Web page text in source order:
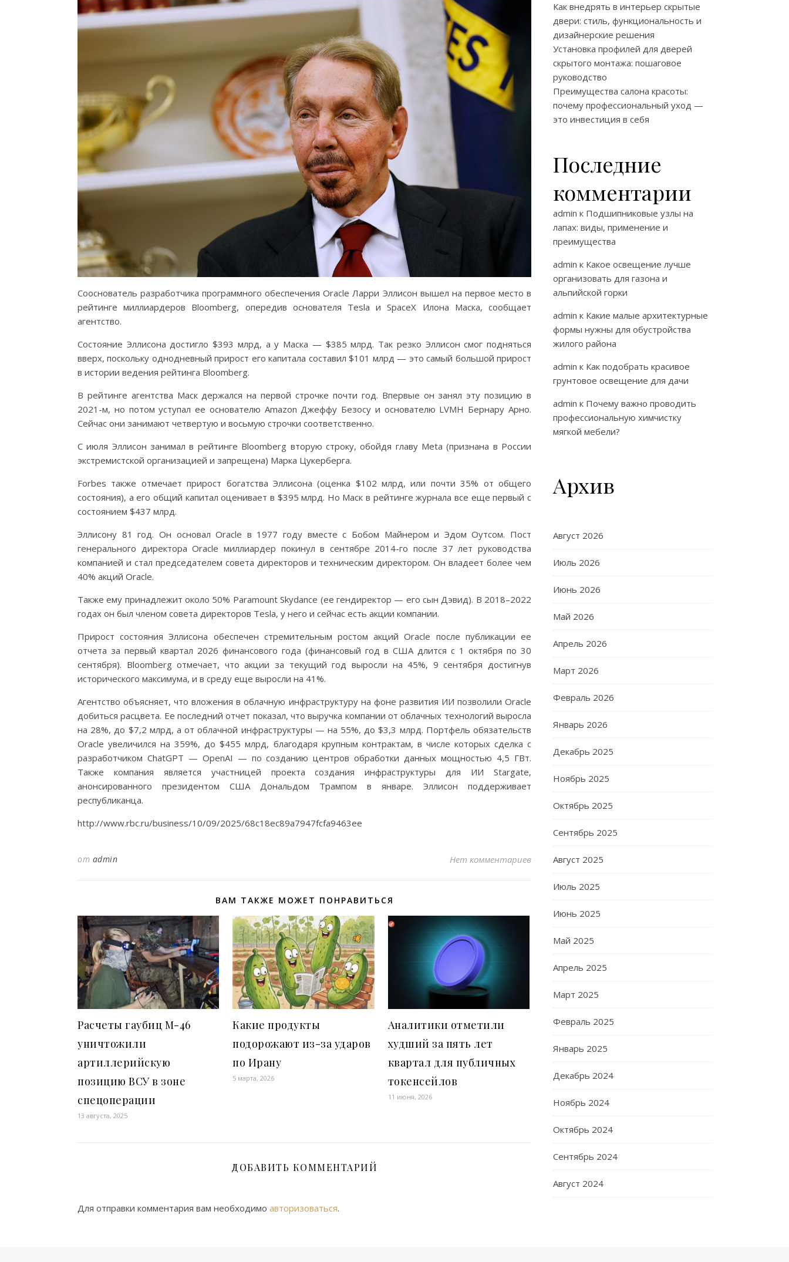
Сооснователь разработчика программного обеспечения Oracle Ларри Эллисон вышел на первое место в
рейтинге миллиардеров Bloomberg, опередив основателя Tesla и SpaceX Илона Маска, сообщает
агентство.
Состояние Эллисона достигло $393 млрд, а у Маска — $385 млрд. Так резко Эллисон смог подняться
вверх, поскольку однодневный прирост его капитала составил $101 млрд — это самый большой прирост
в истории ведения рейтинга Bloomberg.
В рейтинге агентства Маск держался на первой строчке почти год. Впервые он занял эту позицию в
2021-м, но потом уступал ее основателю Amazon Джеффу Безосу и основателю LVMH Бернару Арно.
Сейчас они занимают четвертую и восьмую строчки соответственно.
С июля Эллисон занимал в рейтинге Bloomberg вторую строку, обойдя главу Meta (признана в России
экстремистской организацией и запрещена) Марка Цукерберга.
Forbes также отмечает прирост богатства Эллисона (оценка $102 млрд, или почти 35% от общего
состояния), а его общий капитал оценивает в $395 млрд. Но Маск в рейтинге журнала все еще первый с
состоянием $437 млрд.
Эллисону 81 год. Он основал Oracle в 1977 году вместе с Бобом Майнером и Эдом Оутсом. Пост
генерального директора Oracle миллиардер покинул в сентябре 2014-го после 37 лет руководства
компанией и стал председателем совета директоров и техническим директором. Он владеет более чем
40% акций Oracle.
Также ему принадлежит около 50% Paramount Skydance (ее гендиректор — его сын Дэвид). В 2018–2022
годах он был членом совета директоров Tesla, у него и сейчас есть акции компании.
Прирост состояния Эллисона обеспечен стремительным ростом акций Oracle после публикации ее
отчета за первый квартал 2026 финансового года (финансовый год в США длится с 1 октября по 30
сентября). Bloomberg отмечает, что акции за текущий год выросли на 45%, 9 сентября достигнув
исторического максимума, и в среду еще выросли на 41%.
Агентство объясняет, что вложения в облачную инфраструктуру на фоне развития ИИ позволили Oracle
добиться расцвета. Ее последний отчет показал, что выручка компании от облачных технологий выросла
на 28%, до $7,2 млрд, а от облачной инфраструктуры — на 55%, до $3,3 млрд. Портфель обязательств
Oracle увеличился на 359%, до $455 млрд, благодаря крупным контрактам, в числе которых сделка с
разработчиком ChatGPT — OpenAI — по созданию центров обработки данных мощностью 4,5 ГВт.
Также компания является участницей проекта создания инфраструктуры для ИИ Stargate,
анонсированного президентом США Дональдом Трампом в январе. Эллисон поддерживает
республиканца.
http://www.rbc.ru/business/10/09/2025/68c18ec89a7947fcfa9463ee
от admin Нет комментариев
ВАМ ТАКЖЕ МОЖЕТ ПОНРАВИТЬСЯ
Расчеты гаубиц М-46
уничтожили
артиллерийскую
позицию ВСУ в зоне
спецоперации
13 августа, 2025
Какие продукты
подорожают из-за ударов
по Ирану
5 марта, 2026
Аналитики отметили
худший за пять лет
квартал для публичных
токенсейлов
11 июня, 2026
ДОБАВИТЬ КОММЕНТАРИЙ
Для отправки комментария вам необходимо авторизоваться.
Как внедрять в интерьер скрытые
двери: стиль, функциональность и
дизайнерские решения
Установка профилей для дверей
скрытого монтажа: пошаговое
руководство
Преимущества салона красоты:
почему профессиональный уход —
это инвестиция в себя
Последние
комментарии
admin к Подшипниковые узлы на
лапах: виды, применение и
преимущества
admin к Какое освещение лучше
организовать для газона и
альпийской горки
admin к Какие малые архитектурные
формы нужны для обустройства
жилого района
admin к Как подобрать красивое
грунтовое освещение для дачи
admin к Почему важно проводить
профессиональную химчистку
мягкой мебели?
Архив
Август 2026
Июль 2026
Июнь 2026
Май 2026
Апрель 2026
Март 2026
Февраль 2026
Январь 2026
Декабрь 2025
Ноябрь 2025
Октябрь 2025
Сентябрь 2025
Август 2025
Июль 2025
Июнь 2025
Май 2025
Апрель 2025
Март 2025
Февраль 2025
Январь 2025
Декабрь 2024
Ноябрь 2024
Октябрь 2024
Сентябрь 2024
Август 2024